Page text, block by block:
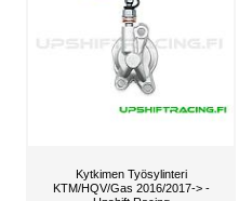
Kytkimen Työsylinteri
KTM/HQV/Gas 2016/2017-> -